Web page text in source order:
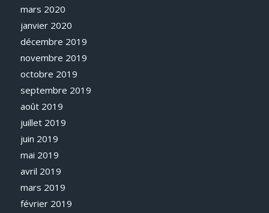
mars 2020
janvier 2020
décembre 2019
novembre 2019
octobre 2019
septembre 2019
août 2019
juillet 2019
juin 2019
mai 2019
avril 2019
mars 2019
février 2019